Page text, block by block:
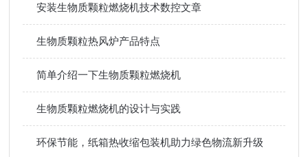
安装生物质颗粒燃烧机技术数控文章
生物质颗粒热风炉产品特点
简单介绍一下生物质颗粒燃烧机
生物质颗粒燃烧机的设计与实践
环保节能，纸箱热收缩包装机助力绿色物流新升级